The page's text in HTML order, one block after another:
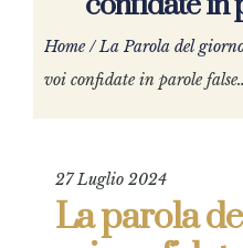
Home /La Parola del
voi confidate in parole
27 Luglio 2024
La parola